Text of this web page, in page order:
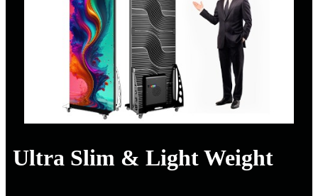
Ultra Slim & Light Weight